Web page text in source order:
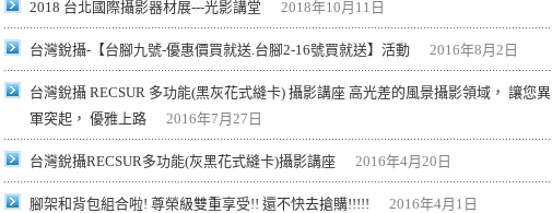
2018 台北國際攝影器材展---光影講堂 2018年10月11日
台灣銳攝-【台腳九號-優惠價買就送.台腳2-16號買就送】活動 2016年8月2日
台灣銳攝 RECSUR 多功能(黑灰花式縫卡) 攝影講座 高光差的風景攝影領域， 讓您異
軍突起， 優雅上路
2016年7月27日
台灣銳攝RECSUR多功能(灰黑花式縫卡)攝影講座 2016年4月20日
腳架和背包組合啦! 尊榮級雙重享受!! 還不快去搶購!!!!! 2016年4月1日